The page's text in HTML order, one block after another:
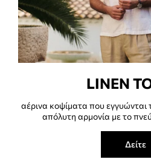
LINEN
αέρινα κοψίματα που
απόλυτη αρμονία με το
Δείτε